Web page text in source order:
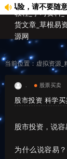
，请不要随意上
当前位置： 虚拟资源_
股票买卖
股市投资 科学
股市投资，说容
为什么说容易